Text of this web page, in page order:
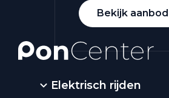
Bekijk aanbod
Elektrisch rijden